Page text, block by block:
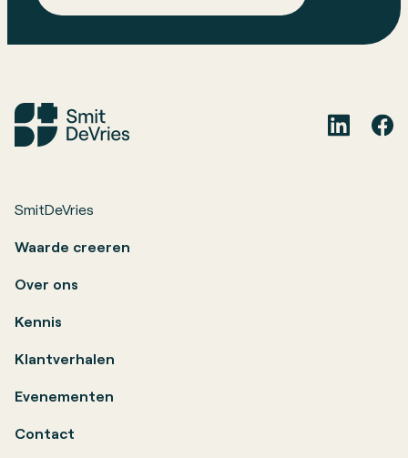
SmitDeVries
Waarde creeren
Over ons
Kennis
Klantverhalen
Evenementen
Contact